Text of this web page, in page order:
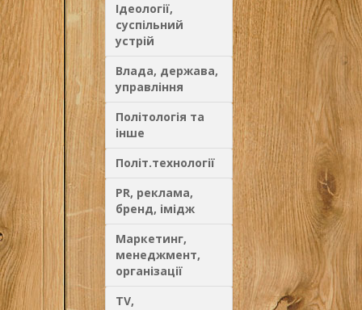
Ідеології,
суспільний
устрій
Влада, держава,
управління
Політологія та
інше
Політ.технології
PR, реклама,
бренд, імідж
Маркетинг,
менеджмент,
організації
TV,